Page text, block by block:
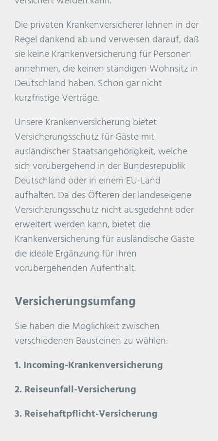
Die privaten Krankenversicherer lehnen in der
Regel dankend ab und verweisen darauf, daß
sie keine Krankenversicherung für Personen
annehmen, die keinen ständigen Wohnsitz in
Deutschland haben. Schon gar nicht
kurzfristige Verträge.
Unsere Krankenversicherung bietet
Versicherungsschutz für Gäste mit
ausländischer Staatsangehörigkeit, welche
sich vorübergehend in der Bundesrepublik
Deutschland oder in einem EU-Land
aufhalten. Da des Öfteren der landeseigene
Versicherungsschutz nicht ausgedehnt oder
erweitert werden kann, bietet die
Krankenversicherung für ausländische Gäste
die ideale Ergänzung für Ihren
vorübergehenden Aufenthalt.
Versicherungsumfang
Sie haben die Möglichkeit zwischen
verschiedenen Bausteinen zu wählen:
1. Incoming-Krankenversicherung
2. Reiseunfall-Versicherung
3. Reisehaftpflicht-Versicherung